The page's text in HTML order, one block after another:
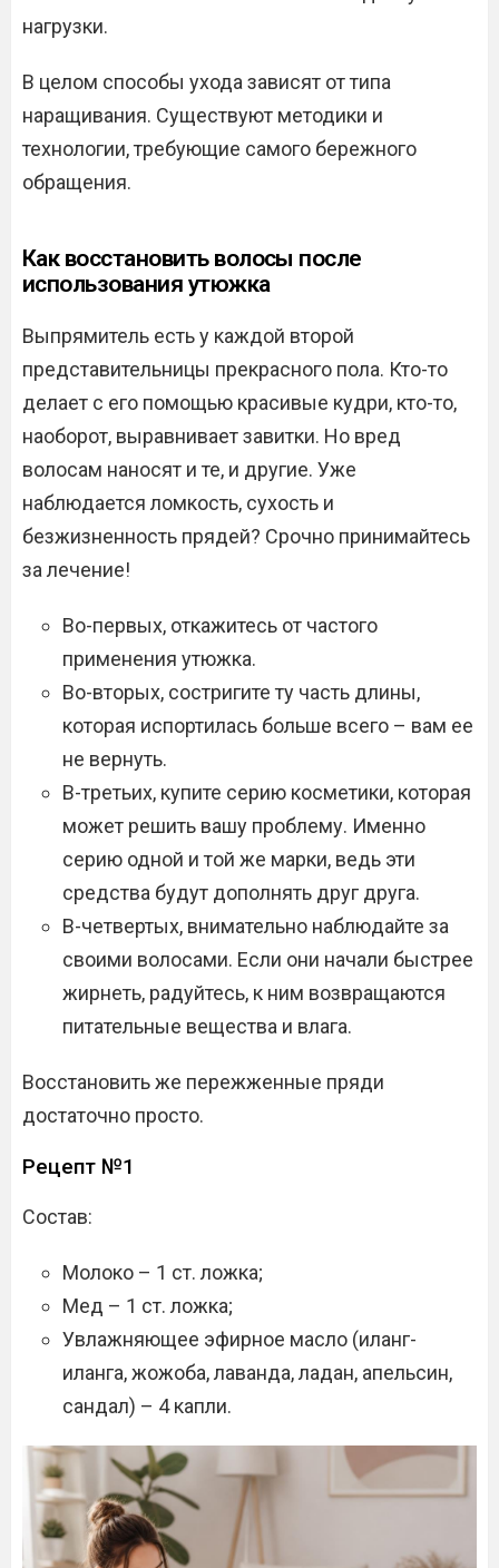
нагрузки.
В целом способы ухода зависят от типа
наращивания. Существуют методики и
технологии, требующие самого бережного
обращения.
Как восстановить волосы после
использования утюжка
Выпрямитель есть у каждой второй
представительницы прекрасного пола. Кто-то
делает с его помощью красивые кудри, кто-то,
наоборот, выравнивает завитки. Но вред
волосам наносят и те, и другие. Уже
наблюдается ломкость, сухость и
безжизненность прядей? Срочно принимайтесь
за лечение!
Во-первых, откажитесь от частого
применения утюжка.
Во-вторых, состригите ту часть длины,
которая испортилась больше всего – вам ее
не вернуть.
В-третьих, купите серию косметики, которая
может решить вашу проблему. Именно
серию одной и той же марки, ведь эти
средства будут дополнять друг друга.
В-четвертых, внимательно наблюдайте за
своими волосами. Если они начали быстрее
жирнеть, радуйтесь, к ним возвращаются
питательные вещества и влага.
Восстановить же пережженные пряди
достаточно просто.
Рецепт №1
Состав:
Молоко – 1 ст. ложка;
Мед – 1 ст. ложка;
Увлажняющее эфирное масло (иланг-
иланга, жожоба, лаванда, ладан, апельсин,
сандал) – 4 капли.